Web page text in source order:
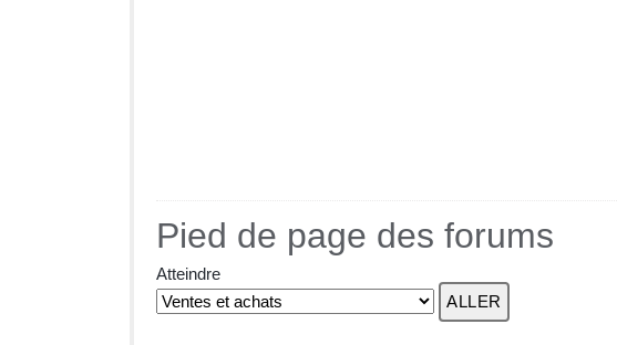
Pied de page des forums
Atteindre